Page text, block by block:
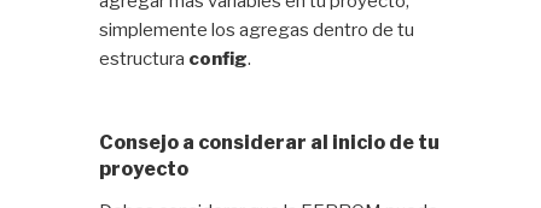
simplemente los agregas dentro de tu
estructura config.
Consejo a considerar al inicio de tu
proyecto